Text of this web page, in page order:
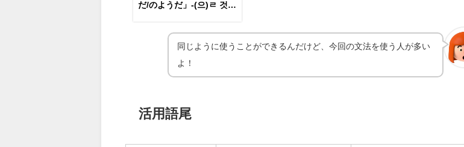
だ/のようだ」-(으)ㄹ 것
同じように使うことができるんだけど、今回の文法を使う人が多い
よ！
活用語尾